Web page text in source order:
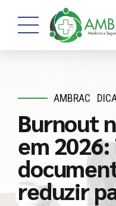
AMBRAC
Burnout
em
reduzir